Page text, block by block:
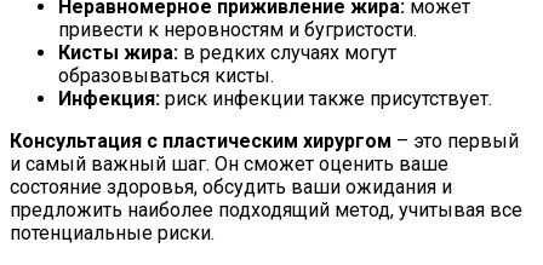
Неравномерное приживление жира: может
привести к неровностям и бугристости.
Кисты жира: в редких случаях могут
образовываться кисты.
Инфекция: риск инфекции также присутствует.
Консультация с пластическим хирургом – это первый
и самый важный шаг. Он сможет оценить ваше
состояние здоровья, обсудить ваши ожидания и
предложить наиболее подходящий метод, учитывая все
потенциальные риски.